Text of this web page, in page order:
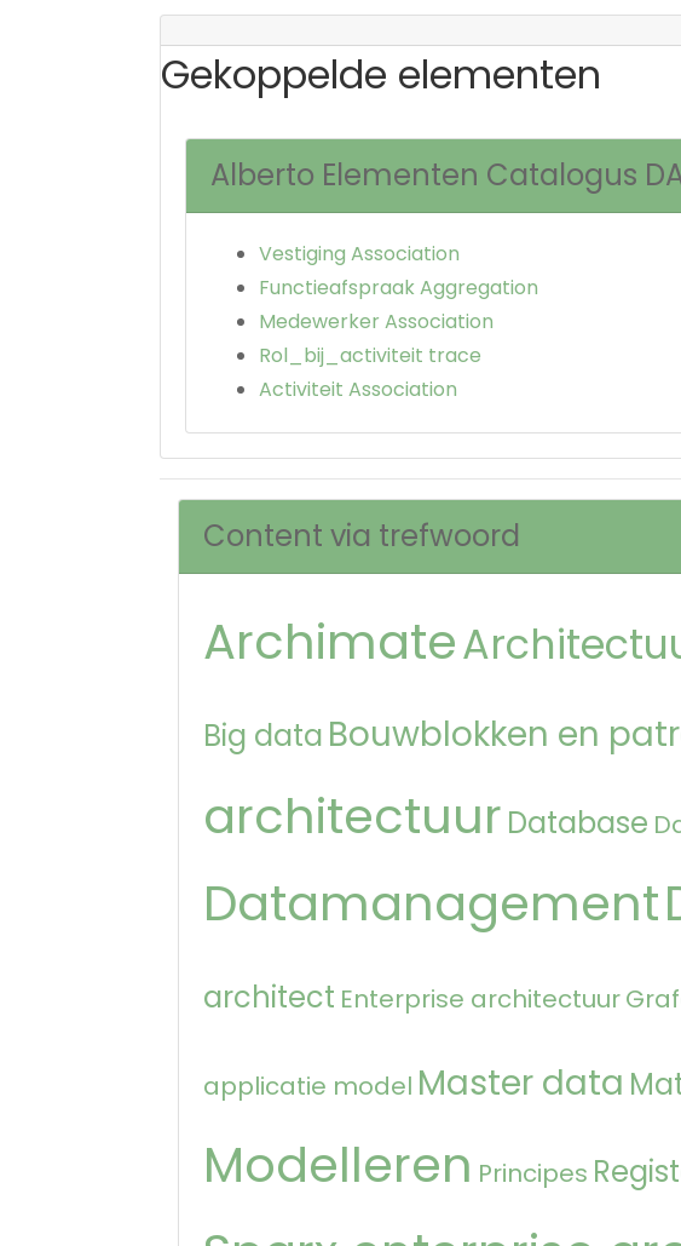
Gekoppelde elementen
Alberto Elementen Catalogus
Vestiging Association
Functieafspraak Aggregation
Medewerker Association
Rol_bij_activiteit trace
Activiteit Association
Content via trefwoord
Archimate
Big data Bouwblokken en
architectuur Database
Datamanagement
architect Enterprise architectuur
applicatie model Master data
Modelleren Principes